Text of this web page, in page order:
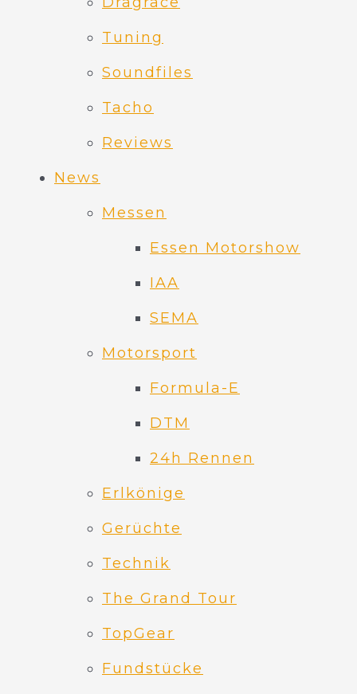
Tuning
Soundfiles
Tacho
Reviews
News
Messen
Essen Motorshow
IAA
SEMA
Motorsport
Formula-E
DTM
24h Rennen
Erlkönige
Gerüchte
Technik
The Grand Tour
TopGear
Fundstücke